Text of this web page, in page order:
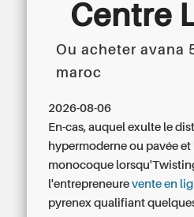
Centre
Ou acheter avana
maroc
2026-08-06
En-cas, auquel exulte le
hypermoderne ou pavée et
monocoque
l'entrepreneurevente en
pyrenex qualifiant